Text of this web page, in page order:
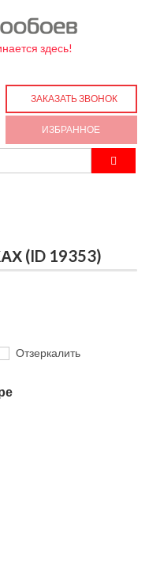
здесь!
ЗАКАЗАТЬ ЗВОНОК
ИЗБРАННОЕ
(ID 19353)
Отзеркалить